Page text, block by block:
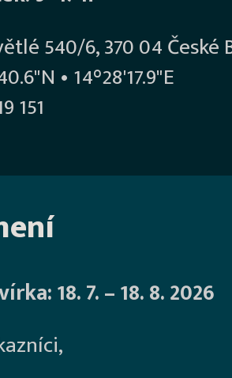
540/6, 370 04 České
• 14°28'17.9"E
151
18. 7. – 18. 8. 2026